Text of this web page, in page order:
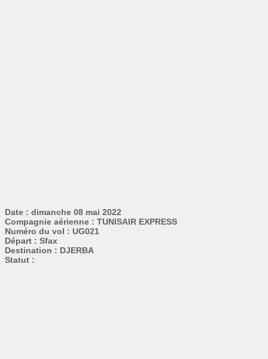
Date : dimanche 08 mai 2022
Compagnie aérienne : TUNISAIR EXPRESS
Numéro du vol : UG021
Départ : Sfax
Destination : DJERBA
Statut :